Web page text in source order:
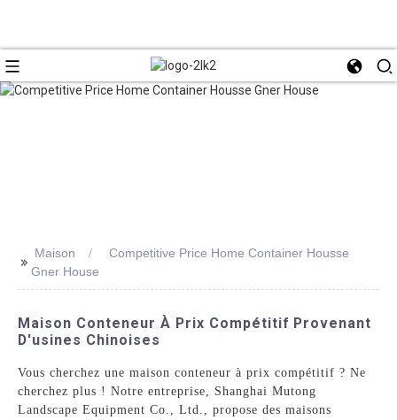
>> Maison
Competitive Price Home Container Housse
Gner House
Maison Conteneur À Prix Compétitif Provenant
D'usines Chinoises
Vous cherchez une maison conteneur à prix compétitif ? Ne
cherchez plus ! Notre entreprise, Shanghai Mutong
Landscape Equipment Co., Ltd., propose des maisons